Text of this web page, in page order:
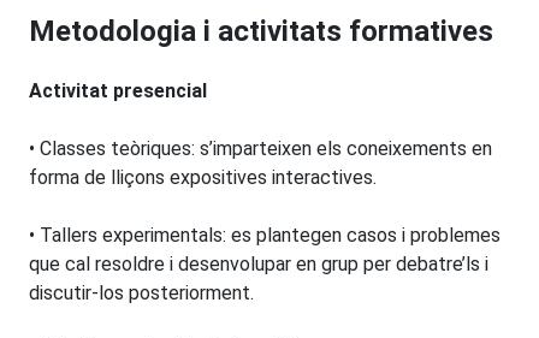
Metodologia i activitats formatives
Activitat presencial
• Classes teòriques: s’imparteixen els coneixements en
forma de lliçons expositives interactives.
• Tallers experimentals: es plantegen casos i problemes
que cal resoldre i desenvolupar en grup per debatre’ls i
discutir-los posteriorment.